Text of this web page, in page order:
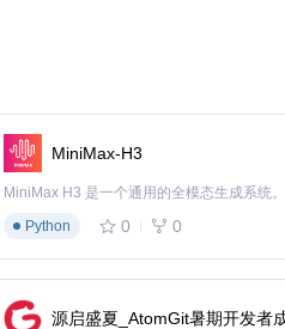
MiniMax-H3
Python
0 0
源启盛夏_AtomGit暑期开发者